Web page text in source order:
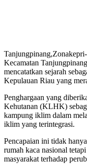
Kecamatan
mencatatkan sejarah
Kepulauan Riau yang
Penghargaan yang
Kehutanan (KLHK)
kampung iklim dalam
iklim yang terintegrasi.
Pencapaian ini tidak
rumah kaca nasional
masyarakat terhadap